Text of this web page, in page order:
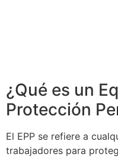
¿Qué es un
Protección
El EPP se refiere a
trabajadores para